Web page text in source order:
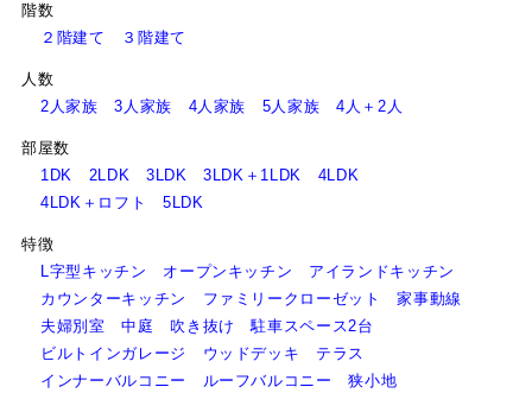
階数
２階建て
３階建て
人数
2人家族3人家族 4人家族 5人家族 4人＋2人
部屋数
1DK 2LDK 3LDK3LDK＋1LDK 4LDK
4LDK＋ロフト 5LDK
特徴
L字型キッチン オープンキッチン アイランドキッチン
カウンターキッチン ファミリークローゼット家事動線
夫婦別室中庭 吹き抜け駐車スペース2台
ビルトインガレージ ウッドデッキ テラス
インナーバルコニー ルーフバルコニー狭小地